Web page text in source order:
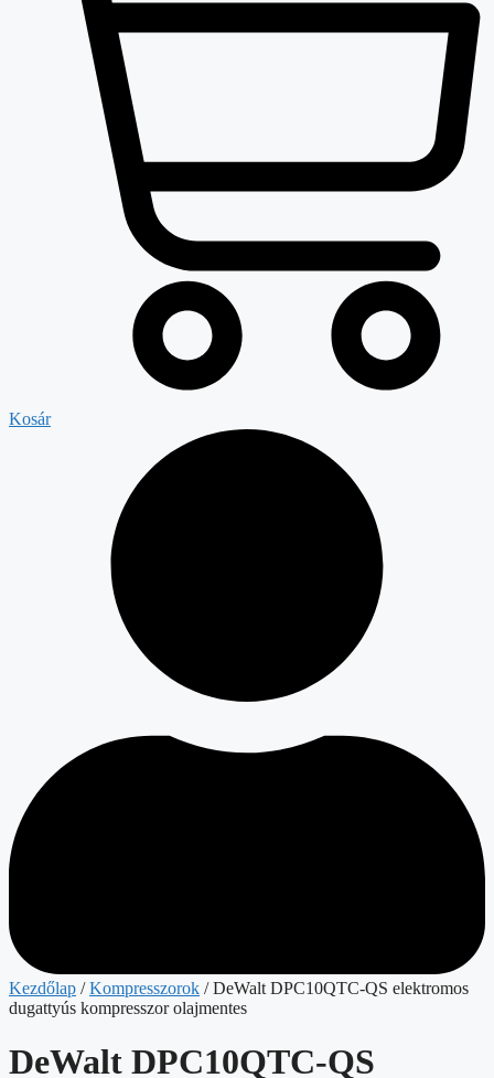
Kosár
Kezdőlap /Kompresszorok / DeWalt DPC10QTC-QS elektromos
dugattyús kompresszor olajmentes
DeWalt DPC10QTC-QS